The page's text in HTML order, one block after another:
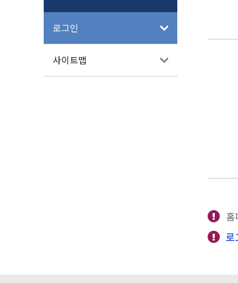
로그인
사이트맵
홈
로